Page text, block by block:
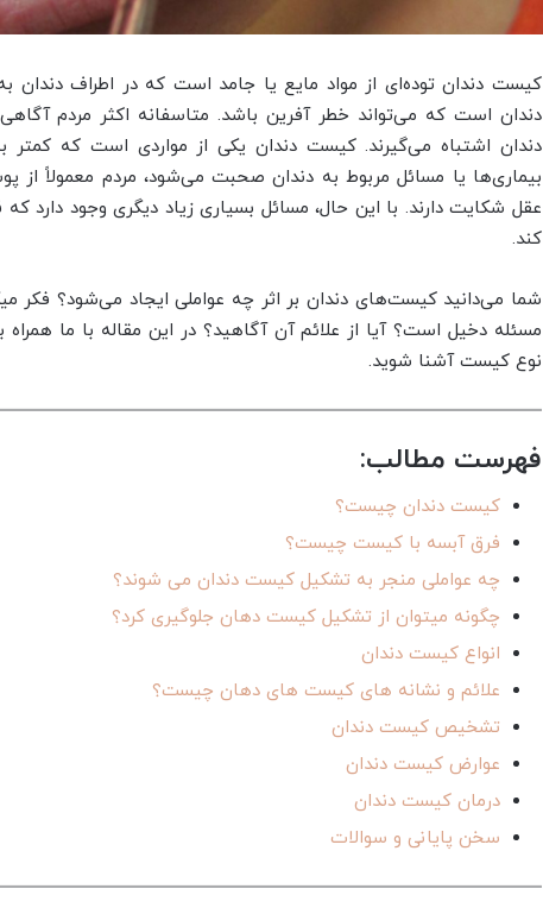
کیست دندان توده‌ای از مواد مایع یا جامد است که در اطراف دندان
دندان است که می‌تواند خطر آفرین باشد. متاسفانه اکثر مردم
دندان اشتباه می‌گیرند. کیست دندان یکی از مواردی است که کمتر
بیماری‌ها یا مسائل مربوط به دندان صحبت می‌شود، مردم معمولاً
عقل شکایت دارند. با این حال، مسائل بسیاری زیاد دیگری وجود دارد
کند.
شما می‌دانید کیست‌های دندان بر اثر چه عواملی ایجاد می‌شود؟ فکر
مسئله دخیل است؟ آیا از علائم آن آگاهید؟ در این مقاله با ما همراه
نوع کیست آشنا شوید.
فهرست مطالب:
کیست دندان چیست؟
فرق آبسه با کیست چیست؟
چه عواملی منجر به تشکیل کیست دندان می شوند؟
چگونه میتوان از تشکیل کیست دهان جلوگیری کرد؟
انواع کیست دندان
علائم و نشانه های کیست های دهان چیست؟
تشخیص کیست‌ دندان
عوارض کیست دندان
درمان کیست دندان
سخن پایانی و سوالات